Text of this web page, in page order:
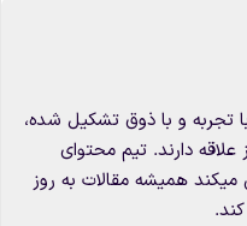
تجربه و با ذوق تشکیل شده،
دارند. تیم محتوای
همیشه مقالات به روز